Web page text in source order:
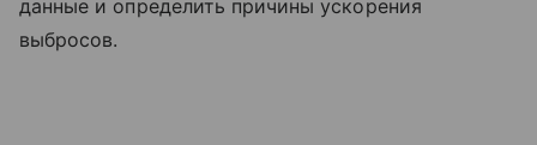
данные и определить причины ускорения
выбросов.